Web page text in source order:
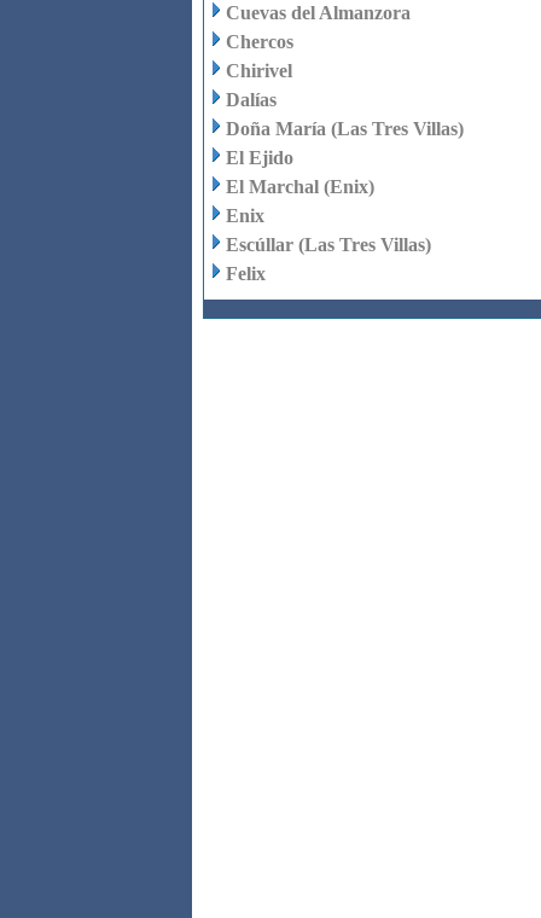
Cuevas del Almanzora
Chercos
Chirivel
Dalías
Doña María (Las Tres Villas)
El Ejido
El Marchal (Enix)
Enix
Escúllar (Las Tres Villas)
Felix